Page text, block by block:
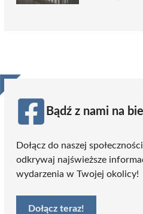
Bądź z nami na
Dołącz do naszej
odkrywaj najświeższe
wydarzenia w Twojej okolicy!
Dołącz teraz!